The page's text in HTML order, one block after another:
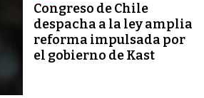
Congreso de Chile
despacha a la ley amplia
reforma impulsada por
el gobierno de Kast